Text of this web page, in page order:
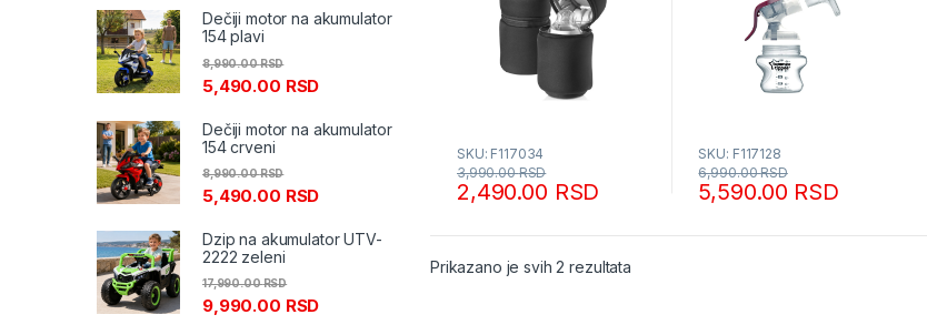
SKU: F117034
2,490.00 RSD
3,990.00RSD
SKU: F117128
5,590.00 RSD
6,990.00RSD
Prikazano je svih 2 rezultataSortirano po popularnosti
Dečiji motor na akumulator
154 plavi
5,490.00 RSD
8,990.00RSD
Dečiji motor na akumulator
154 crveni
5,490.00 RSD
8,990.00RSD
Dzip na akumulator UTV-
2222 zeleni
9,990.00 RSD
17,990.00RSD